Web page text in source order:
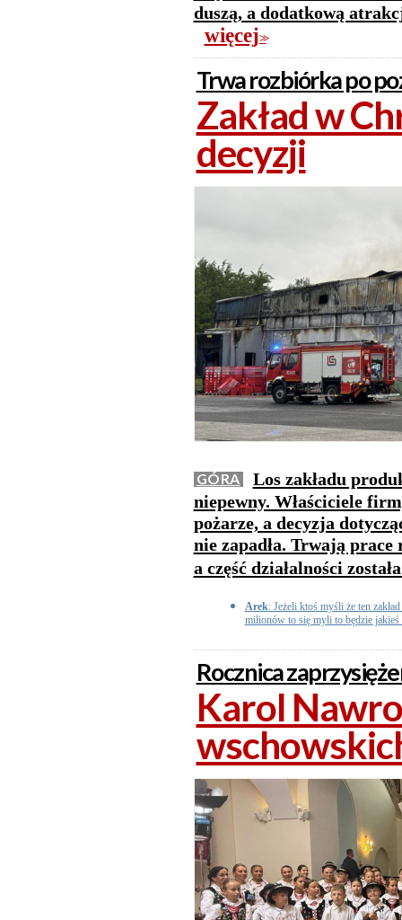
duszą, a dodatkową
więcej>>
Trwa rozbiórka po
Zakład w
decyzji
GÓRA
Los zakładu
niepewny. Właściciele
pożarze, a decyzja
nie zapadła. Trwają
a część działalności
Arek: Jeżeli ktoś myśli że ten
milionów to się myli to będzie
Rocznica
Karol